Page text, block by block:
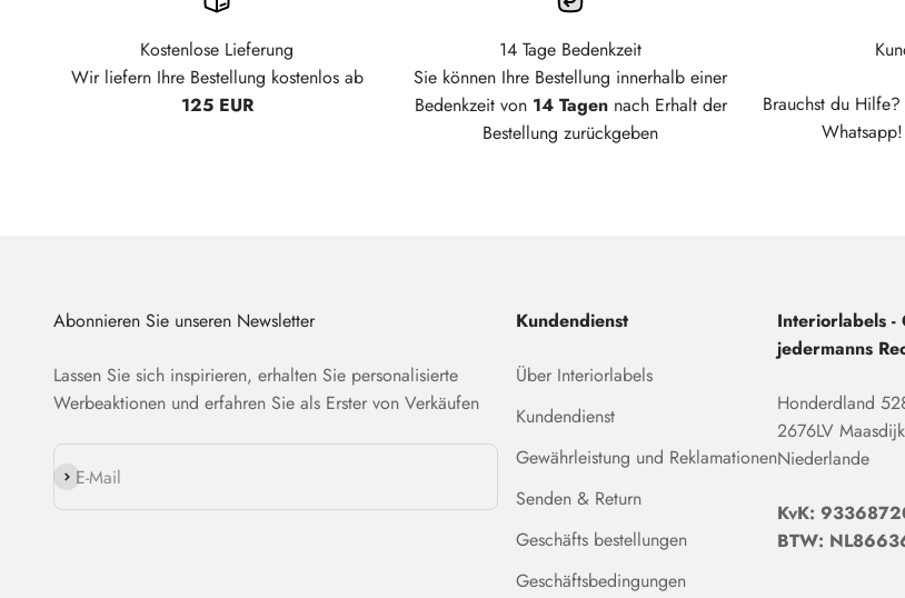
Kostenlose Lieferung
Wir liefern Ihre Bestellung kostenlos ab
125 EUR
14 Tage Bedenkzeit
Sie können Ihre Bestellung innerhalb einer
Bedenkzeit von 14 Tagennach Erhalt der
Bestellung zurückgeben
Brauchst du
Whatsapp!
Abonnieren Sie unseren Newsletter
Lassen Sie sich inspirieren, erhalten Sie personalisierte
Werbeaktionen und erfahren Sie als Erster von Verkäufen
E-Mail
Abonnieren
Kundendienst
Über Interiorlabels
Kundendienst
Gewährleistung und Reklamationen
Senden & Return
Geschäfts bestellungen
Geschäftsbedingungen
Interiorlabels -
jedermanns
Honderdland
2676LV Maasdijk
Niederlande
KvK:
BTW: